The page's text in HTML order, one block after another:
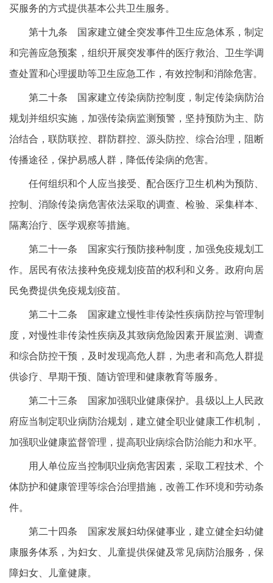
买服务的方式提供基本公共卫生服务。
第十九条 国家建立健全突发事件卫生应急体系，制定
和完善应急预案，组织开展突发事件的医疗救治、卫生学调
查处置和心理援助等卫生应急工作，有效控制和消除危害。
第二十条 国家建立传染病防控制度，制定传染病防治
规划并组织实施，加强传染病监测预警，坚持预防为主、防
治结合，联防联控、群防群控、源头防控、综合治理，阻断
传播途径，保护易感人群，降低传染病的危害。
任何组织和个人应当接受、配合医疗卫生机构为预防、
控制、消除传染病危害依法采取的调查、检验、采集样本、
隔离治疗、医学观察等措施。
第二十一条 国家实行预防接种制度，加强免疫规划工
作。居民有依法接种免疫规划疫苗的权利和义务。政府向居
民免费提供免疫规划疫苗。
第二十二条 国家建立慢性非传染性疾病防控与管理制
度，对慢性非传染性疾病及其致病危险因素开展监测、调查
和综合防控干预，及时发现高危人群，为患者和高危人群提
供诊疗、早期干预、随访管理和健康教育等服务。
第二十三条 国家加强职业健康保护。县级以上人民政
府应当制定职业病防治规划，建立健全职业健康工作机制，
加强职业健康监督管理，提高职业病综合防治能力和水平。
用人单位应当控制职业病危害因素，采取工程技术、个
体防护和健康管理等综合治理措施，改善工作环境和劳动条
件。
第二十四条 国家发展妇幼保健事业，建立健全妇幼健
康服务体系，为妇女、儿童提供保健及常见病防治服务，保
障妇女、儿童健康。